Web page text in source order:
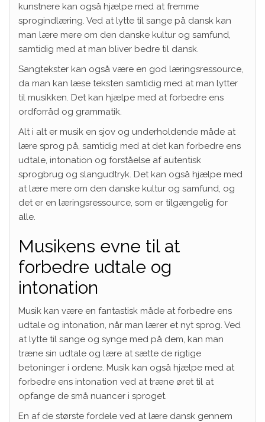
kunstnere kan også hjælpe med at fremme
sprogindlæring. Ved at lytte til sange på dansk kan
man lære mere om den danske kultur og samfund,
samtidig med at man bliver bedre til dansk.
Sangtekster kan også være en god læringsressource,
da man kan læse teksten samtidig med at man lytter
til musikken. Det kan hjælpe med at forbedre ens
ordforråd og grammatik.
Alt i alt er musik en sjov og underholdende måde at
lære sprog på, samtidig med at det kan forbedre ens
udtale, intonation og forståelse af autentisk
sprogbrug og slangudtryk. Det kan også hjælpe med
at lære mere om den danske kultur og samfund, og
det er en læringsressource, som er tilgængelig for
alle.
Musikens evne til at
forbedre udtale og
intonation
Musik kan være en fantastisk måde at forbedre ens
udtale og intonation, når man lærer et nyt sprog. Ved
at lytte til sange og synge med på dem, kan man
træne sin udtale og lære at sætte de rigtige
betoninger i ordene. Musik kan også hjælpe med at
forbedre ens intonation ved at træne øret til at
opfange de små nuancer i sproget.
En af de største fordele ved at lære dansk gennem